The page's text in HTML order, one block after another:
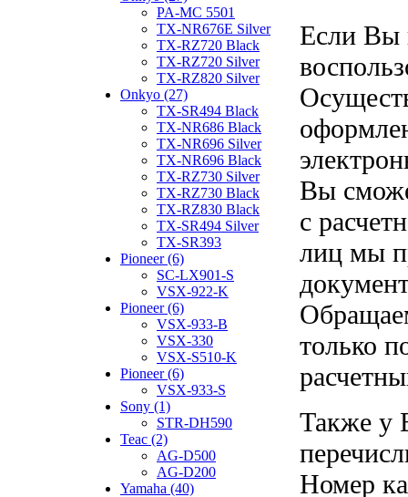
PA-MC 5501
TX-NR676E Silver
TX-RZ720 Black
TX-RZ720 Silver
TX-RZ820 Silver
Onkyo (27)
TX-SR494 Black
TX-NR686 Black
TX-NR696 Silver
TX-NR696 Black
TX-RZ730 Silver
TX-RZ730 Black
TX-RZ830 Black
TX-SR494 Silver
TX-SR393
Pioneer (6)
SC-LX901-S
VSX-922-K
Pioneer (6)
VSX-933-B
VSX-330
VSX-S510-K
Pioneer (6)
VSX-933-S
Sony (1)
STR-DH590
Teac (2)
AG-D500
AG-D200
Yamaha (40)
Если Вы
Вы
с
лиц мы
только
Также у
Номер